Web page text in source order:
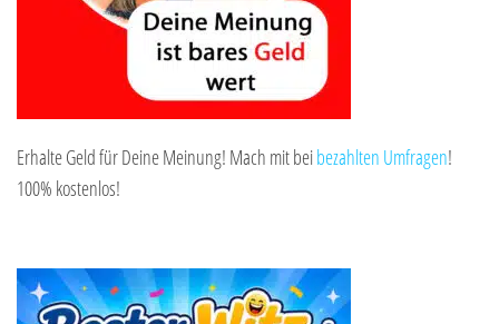
Erhalte Geld für Deine Meinung! Mach mit beibezahlten Umfragen!
100% kostenlos!